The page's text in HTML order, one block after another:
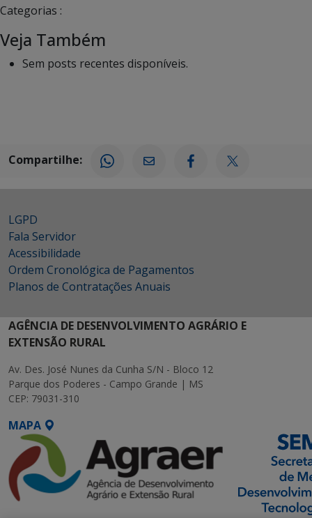
Categorias :
Veja Também
Sem posts recentes disponíveis.
Compartilhe:
LGPD
Fala Servidor
Acessibilidade
Ordem Cronológica de Pagamentos
Planos de Contratações Anuais
AGÊNCIA DE DESENVOLVIMENTO AGRÁRIO E
EXTENSÃO RURAL
Av. Des. José Nunes da Cunha S/N - Bloco 12
Parque dos Poderes - Campo Grande | MS
CEP: 79031-310
MAPA